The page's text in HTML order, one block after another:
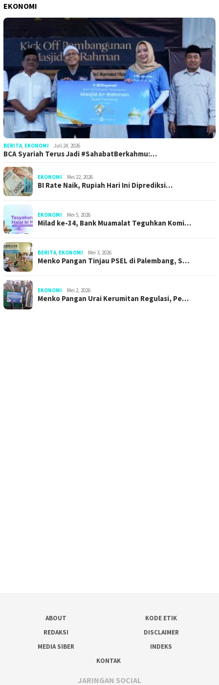
EKONOMI
BERITA, EKONOMI Juli 24, 2026
BCA Syariah Terus Jadi #SahabatBerkahmu:…
EKONOMI Mei 22, 2026
BI Rate Naik, Rupiah Hari Ini Diprediksi…
EKONOMI Mei 5, 2026
Milad ke-34, Bank Muamalat Teguhkan Komi…
BERITA, EKONOMI Mei 3, 2026
Menko Pangan Tinjau PSEL di Palembang, S…
EKONOMI Mei 2, 2026
Menko Pangan Urai Kerumitan Regulasi, Pe…
ABOUT
KODE ETIK
REDAKSI
DISCLAIMER
MEDIA SIBER
INDEKS
KONTAK
JARINGAN SOCIAL